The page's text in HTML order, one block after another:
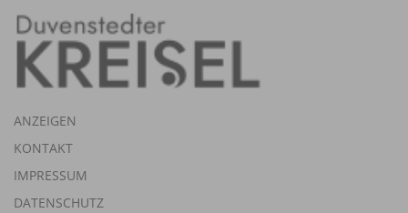
ANZEIGEN
KONTAKT
IMPRESSUM
DATENSCHUTZ